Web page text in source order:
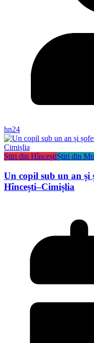
hn24
Știri din HînceștiȘtiri din
Un copil sub un an și
Hîncești–Cimișlia